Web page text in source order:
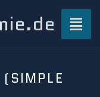
(SIMPLE